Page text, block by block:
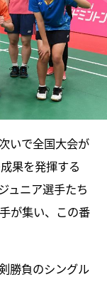
いで全国大会が
果を発揮する
ュニア選手たち
が集い、この番
勝負のシングル